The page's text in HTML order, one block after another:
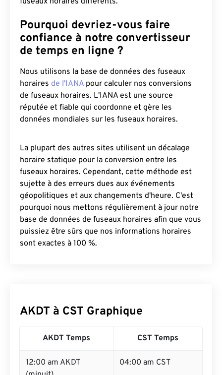
Pourquoi devriez-vous faire
confiance à notre convertisseur
de temps en ligne ?
Nous utilisons la base de données des fuseaux
horaires de l'IANA pour calculer nos conversions
de fuseaux horaires. L'IANA est une source
réputée et fiable qui coordonne et gère les
données mondiales sur les fuseaux horaires.
La plupart des autres sites utilisent un décalage
horaire statique pour la conversion entre les
fuseaux horaires. Cependant, cette méthode est
sujette à des erreurs dues aux événements
géopolitiques et aux changements d'heure. C'est
pourquoi nous mettons régulièrement à jour notre
base de données de fuseaux horaires afin que vous
puissiez être sûrs que nos informations horaires
sont exactes à 100 %.
AKDT à CST Graphique
AKDT Temps CST Temps
12:00 am AKDT
04:00 am CST